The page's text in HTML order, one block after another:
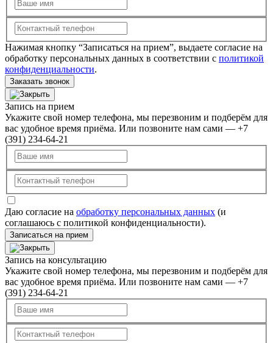
Нажимая кнопку “Записаться на прием”, выдаете согласие на
обработку персональных данных в соответствии с политикой
конфиденциальности.
Заказать звонок
Запись на прием
Укажите свой номер телефона, мы перезвоним и подберём для
вас удобное время приёма. Или позвоните нам сами — +7
(391) 234-64-21
Даю согласие на обработку персональных данных (и
соглашаюсь с политикой конфиденциальности).
Записаться на прием
Запись на консультацию
Укажите свой номер телефона, мы перезвоним и подберём для
вас удобное время приёма. Или позвоните нам сами — +7
(391) 234-64-21